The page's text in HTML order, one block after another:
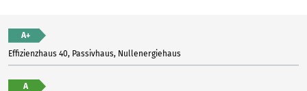
A+
Effizienzhaus 40, Passivhaus, Nullenergiehaus
A